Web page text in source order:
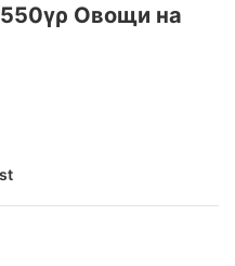
Овощи на